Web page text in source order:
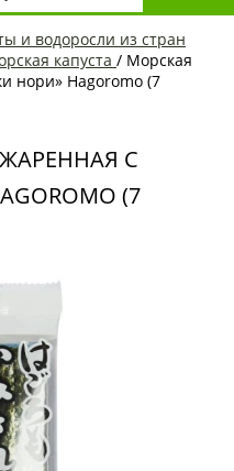
и водоросли из стран
капуста / Морская
нори» Hagoromo (7
С
(7